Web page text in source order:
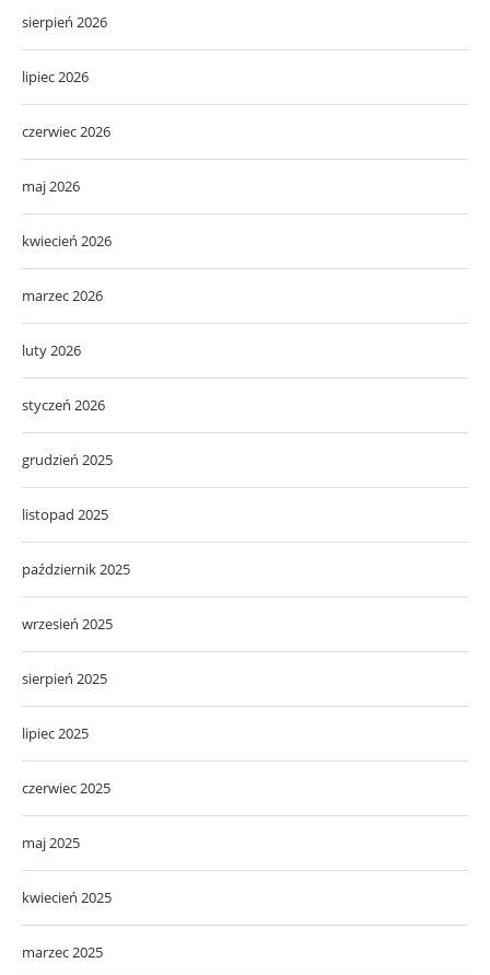
sierpień 2026
lipiec 2026
czerwiec 2026
maj 2026
kwiecień 2026
marzec 2026
luty 2026
styczeń 2026
grudzień 2025
listopad 2025
październik 2025
wrzesień 2025
sierpień 2025
lipiec 2025
czerwiec 2025
maj 2025
kwiecień 2025
marzec 2025